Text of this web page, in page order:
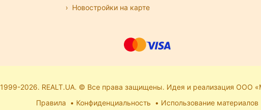
Новостройки на карте
1999-2026. REALT.UA. © Все права защищены. Идея и реализация ООО
Правила
Конфиденциальность Использование материалов